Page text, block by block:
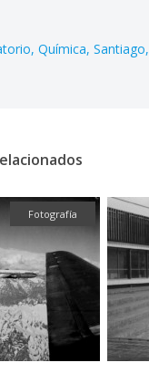
Química Santiago
Fotografía